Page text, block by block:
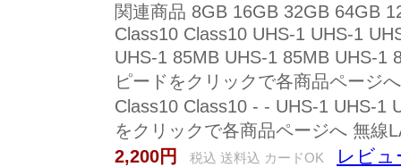
関連商品 8GB 16GB 32GB 64GB
Class10 Class10 UHS-1 UHS-1
UHS-1 85MB UHS-1 85MB UHS-
ピードをクリックで各商品ページ
Class10 Class10 - - UHS-1 UHS-1
をクリックで各商品ページへ 無線
2,200円
税込 送料込 カードOK レビュ